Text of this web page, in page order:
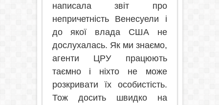
написала звіт про
непричетність Венесуели і
до якої влада США не
дослухалась. Як ми знаємо,
агенти ЦРУ працюють
таємно і ніхто не може
розкривати їх особистість.
Тож досить швидко на